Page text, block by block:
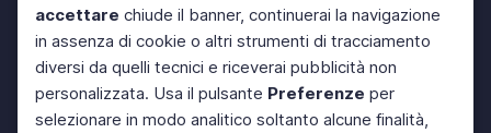
accettare chiude il banner, continuerai la navigazione
in assenza di cookie o altri strumenti di tracciamento
diversi da quelli tecnici e riceverai pubblicità non
personalizzata. Usa il pulsante Preferenze per
selezionare in modo analitico soltanto alcune finalità,